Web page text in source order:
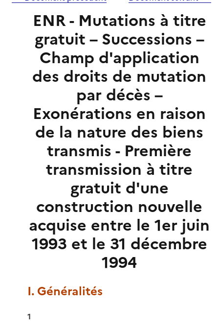
ENR - Mutations à titre
gratuit – Successions –
Champ d'application
des droits de mutation
par décès –
Exonérations en raison
de la nature des biens
transmis - Première
transmission à titre
gratuit d'une
construction nouvelle
acquise entre le 1er juin
1993 et le 31 décembre
1994
I. Généralités
1